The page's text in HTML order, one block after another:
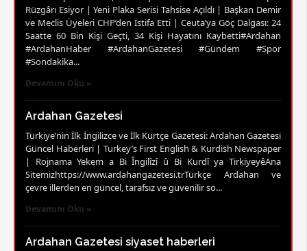
Rüzgârı Esiyor | Yeni Plaka Serisi Tahsise Açıldı | Başkan Demir
ve Meclis Üyeleri CHP’den İstifa Etti | Ceuta’ya Göç Dalgası: 24
Saatte 60 Bin Kişi Geçti, 34 Kişi Hayatını Kaybetti#Ardahan
#ArdahanHaber #ArdahanGazetesi #Gündem #Spor
#Sondakika...
Devamını Oku »
Ardahan Gazetesi
Türkiye’nin İlk İngilizce ve İlk Kürtçe Gazetesi: Ardahan Gazetesi
Güncel Haberleri | Turkey’s First English & Kurdish Newspaper
| Rojnama Yekem a Bi Îngilîzî û Bi Kurdî ya TirkiyeyêAna
Sitemizhttps://www.ardahangazetesi.trTürkçe Ardahan ve
çevre illerden en güncel, tarafsız ve güvenilir so...
Devamını Oku »
Ardahan Gazetesi siyaset haberleri